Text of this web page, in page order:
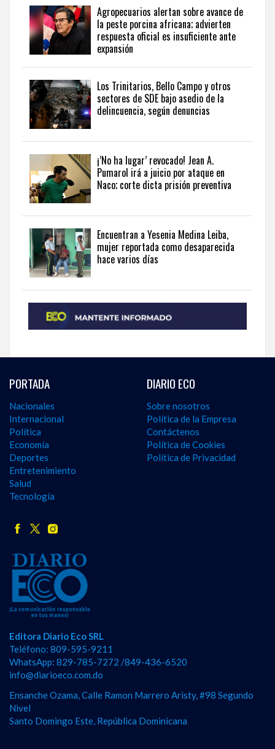
una
perspectiva
internacional,
visite
the
latest
news
from
the
Dominican
Agropecuarios alertan sobre avance de
la peste porcina africana; advierten
respuesta oficial es insuficiente ante
expansión
Los Trinitarios, Bello Campo y otros
sectores de SDE bajo asedio de la
delincuencia, según denuncias
¡’No ha lugar’ revocado! Jean A.
Pumarol irá a juicio por ataque en
Naco; corte dicta prisión preventiva
Encuentran a Yesenia Medina Leiba,
mujer reportada como desaparecida
hace varios días
PORTADA
Nacionales
Internacional
Política
Economía
Deportes
Entretenimiento
Salud
Tecnología
DIARIO ECO
Sobre nosotros
Política de la Empresa
Contáctenos
Política de Cookies
Política de Privacidad
Editora Diario Eco SRL
Teléfono: 809-595-9211
WhatsApp: 829-785-7272 /849-436-6520
info@diarioeco.com.do
Ensanche Ozama, Calle Ramon Marrero Aristy, #98 Segundo
Nivel
Santo Domingo Este, República Dominicana